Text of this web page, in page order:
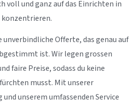
voll und ganz auf das Einrichten in
konzentrieren.
unverbindliche Offerte, das genau auf
ist. Wir legen grossen
faire Preise, sodass du keine
musst. Mit unserer
unserem umfassenden Service